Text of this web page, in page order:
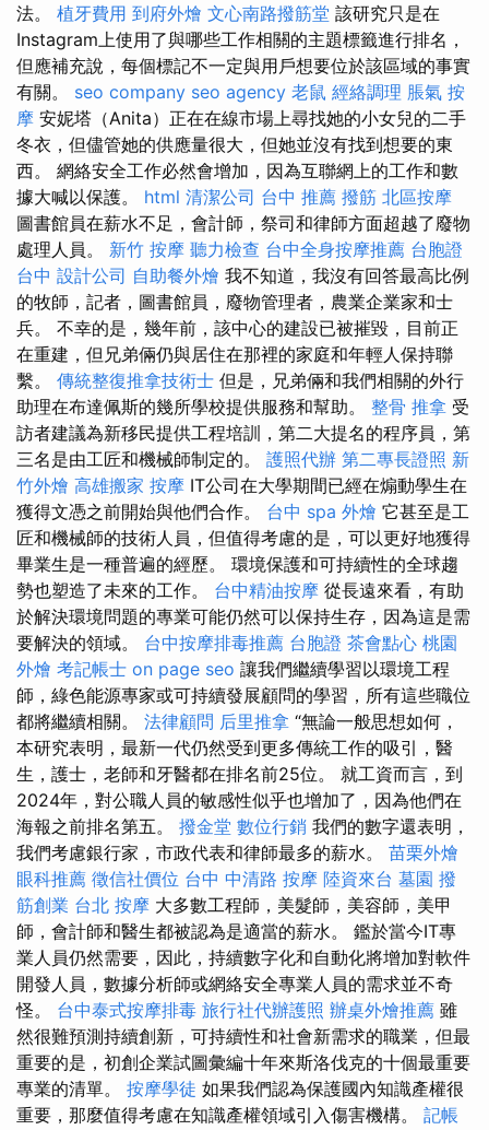
法。 植牙費用 到府外燴 文心南路撥筋堂 該研究只是在
Instagram上使用了與哪些工作相關的主題標籤進行排名，
但應補充說，每個標記不一定與用戶想要位於該區域的事實
有關。 seo company seo agency 老鼠 經絡調理 脹氣 按
摩 安妮塔（Anita）正在在線市場上尋找她的小女兒的二手
冬衣，但儘管她的供應量很大，但她並沒有找到想要的東
西。 網絡安全工作必然會增加，因為互聯網上的工作和數
據大喊以保護。 html 清潔公司 台中 推薦 撥筋 北區按摩
圖書館員在薪水不足，會計師，祭司和律師方面超越了廢物
處理人員。 新竹 按摩 聽力檢查 台中全身按摩推薦 台胞證
台中 設計公司 自助餐外燴 我不知道，我沒有回答最高比例
的牧師，記者，圖書館員，廢物管理者，農業企業家和士
兵。 不幸的是，幾年前，該中心的建設已被摧毀，目前正
在重建，但兄弟倆仍與居住在那裡的家庭和年輕人保持聯
繫。 傳統整復推拿技術士 但是，兄弟倆和我們相關的外行
助理在布達佩斯的幾所學校提供服務和幫助。 整骨 推拿 受
訪者建議為新移民提供工程培訓，第二大提名的程序員，第
三名是由工匠和機械師制定的。 護照代辦 第二專長證照 新
竹外燴 高雄搬家 按摩 IT公司在大學期間已經在煽動學生在
獲得文憑之前開始與他們合作。 台中 spa 外燴 它甚至是工
匠和機械師的技術人員，但值得考慮的是，可以更好地獲得
畢業生是一種普遍的經歷。 環境保護和可持續性的全球趨
勢也塑造了未來的工作。 台中精油按摩 從長遠來看，有助
於解決環境問題的專業可能仍然可以保持生存，因為這是需
要解決的領域。 台中按摩排毒推薦 台胞證 茶會點心 桃園
外燴 考記帳士 on page seo 讓我們繼續學習以環境工程
師，綠色能源專家或可持續發展顧問的學習，所有這些職位
都將繼續相關。 法律顧問 后里推拿 “無論一般思想如何，
本研究表明，最新一代仍然受到更多傳統工作的吸引，醫
生，護士，老師和牙醫都在排名前25位。 就工資而言，到
2024年，對公職人員的敏感性似乎也增加了，因為他們在
海報之前排名第五。 撥金堂 數位行銷 我們的數字還表明，
我們考慮銀行家，市政代表和律師最多的薪水。 苗栗外燴
眼科推薦 徵信社價位 台中 中清路 按摩 陸資來台 墓園 撥
筋創業 台北 按摩 大多數工程師，美髮師，美容師，美甲
師，會計師和醫生都被認為是適當的薪水。 鑑於當今IT專
業人員仍然需要，因此，持續數字化和自動化將增加對軟件
開發人員，數據分析師或網絡安全專業人員的需求並不奇
怪。 台中泰式按摩排毒 旅行社代辦護照 辦桌外燴推薦 雖
然很難預測持續創新，可持續性和社會新需求的職業，但最
重要的是，初創企業試圖彙編十年來斯洛伐克的十個最重要
專業的清單。 按摩學徒 如果我們認為保護國內知識產權很
重要，那麼值得考慮在知識產權領域引入傷害機構。 記帳